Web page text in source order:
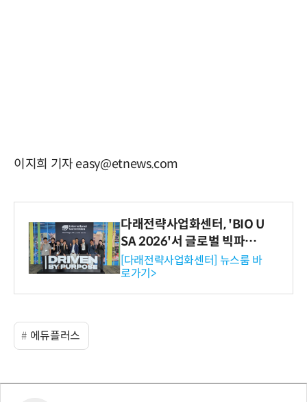
이지희 기자 easy@etnews.com
다래전략사업화센터, 'BIO U
SA 2026'서 글로벌 빅파마
와의 비즈니스 미팅 지원…K
-바이오 해외 진출 교두보 확
보
[다래전략사업화센터] 뉴스룸 바
로가기>
에듀플러스